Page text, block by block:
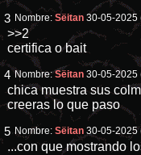
3 Nombre:Sëitan 30-05-2025
>>2
certifica o bait
4 Nombre:Sëitan 30-05-2025
chica muestra sus
creeras lo que paso
5 Nombre:Sëitan 30-05-2025
...con que mostrando